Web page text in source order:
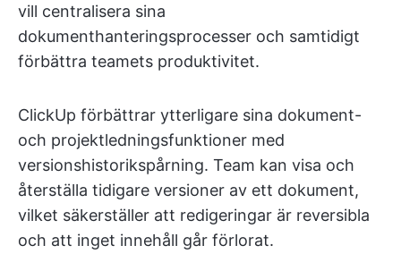
vill centralisera sina
dokumenthanteringsprocesser och samtidigt
förbättra teamets produktivitet.
ClickUp förbättrar ytterligare sina dokument-
och projektledningsfunktioner med
versionshistorikspårning. Team kan visa och
återställa tidigare versioner av ett dokument,
vilket säkerställer att redigeringar är reversibla
och att inget innehåll går förlorat.